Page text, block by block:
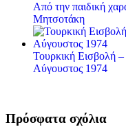
Από την παιδική
Μητσοτάκη
Τουρκική Εισβολή –
Αύγουστος 1974
Πρόσφατα σχόλια